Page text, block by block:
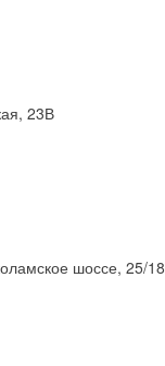
23В
шоссе, 25/18